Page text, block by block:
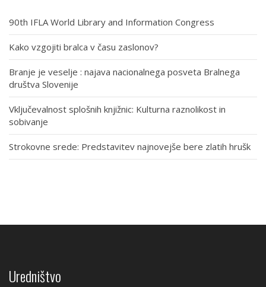
90th IFLA World Library and Information Congress
Kako vzgojiti bralca v času zaslonov?
Branje je veselje : najava nacionalnega posveta Bralnega
društva Slovenije
Vključevalnost splošnih knjižnic: Kulturna raznolikost in
sobivanje
Strokovne srede: Predstavitev najnovejše bere zlatih hrušk
Uredništvo